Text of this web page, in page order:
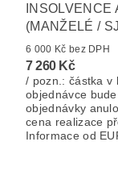
INSOLVENCE
(MANŽELÉ /
6 000 Kč bez DPH
7 260 Kč
/ pozn.: částka v
objednávce
objednávky
cena realizace
Informace od